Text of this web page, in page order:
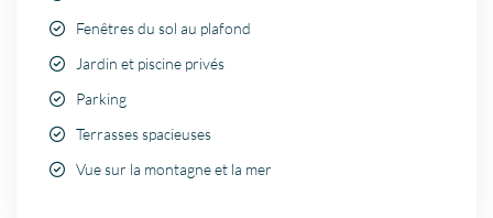
Fenêtres du sol au plafond
Jardin et piscine privés
Parking
Terrasses spacieuses
Vue sur la montagne et la mer